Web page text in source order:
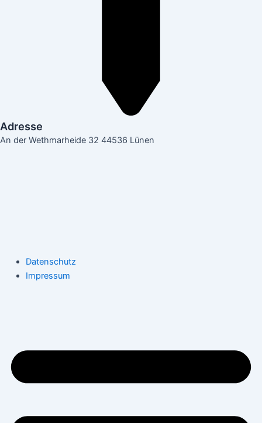
Adresse
An der Wethmarheide 32 44536 Lünen
Datenschutz
Impressum